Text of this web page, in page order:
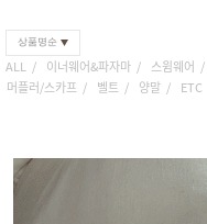
상품명순
ALL 이너웨어&파자마 스윔웨어
머플러/스카프
벨트 양말 ETC